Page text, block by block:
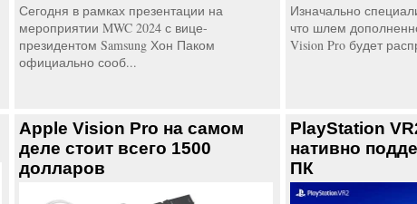
Сегодня в рамках презентации на
мероприятии MWC 2024 с вице-
президентом Samsung Хон Паком
официально сооб...
Изначально
что шлем
Vision Pro будет
Apple Vision Pro на самом
деле стоит всего 1500
долларов
PlayStation
нативно
ПК